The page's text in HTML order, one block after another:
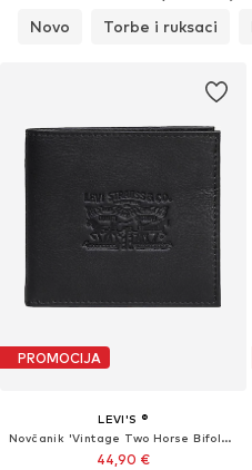
Novo
Torbe i ruksaci
PROMOCIJA
LEVI'S ®
Novčanik 'Vintage Two Horse Bifold Coin Wallet'
44,90 €